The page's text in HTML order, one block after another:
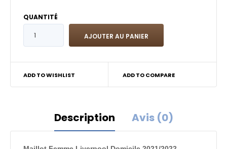
QUANTITÉ
ADD TO WISHLIST ADD TO COMPARE
Description Avis (0)